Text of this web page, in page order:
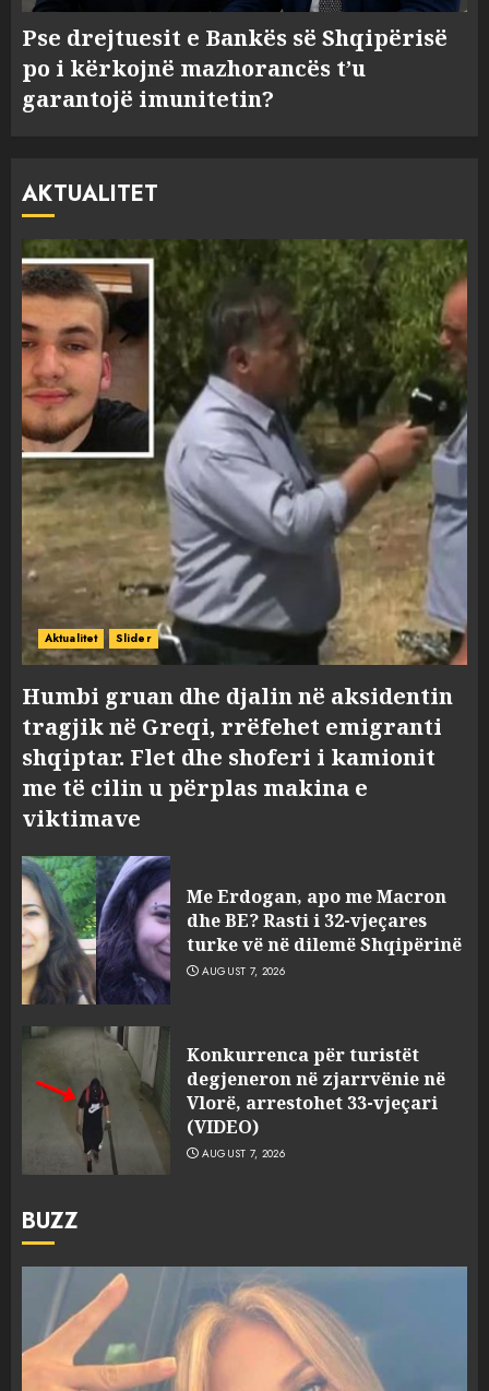
Pse drejtuesit e Bankës së Shqipërisë
po i kërkojnë mazhorancës t’u
garantojë imunitetin?
AKTUALITET
Aktualitet Slider
Humbi gruan dhe djalin në aksidentin
tragjik në Greqi, rrëfehet emigranti
shqiptar. Flet dhe shoferi i kamionit
me të cilin u përplas makina e
viktimave
Me Erdogan, apo me Macron
dhe BE? Rasti i 32-vjeçares
turke vë në dilemë Shqipërinë
AUGUST 7, 2026
Konkurrenca për turistët
degjeneron në zjarrvënie në
Vlorë, arrestohet 33-vjeçari
(VIDEO)
AUGUST 7, 2026
BUZZ